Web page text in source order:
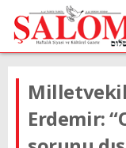
Erdemir: